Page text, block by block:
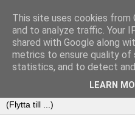
This site uses cookies
and to analyze traffic. Your
shared with Google along
metrics to ensure quality of
statistics, and to detect and
LEARN